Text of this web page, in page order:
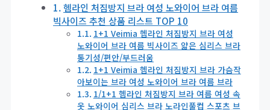
헴라인 처짐방지 브라 여성 노와이어 브라 여름
빅사이즈 추천 상품 리스트 TOP 10
1+1 Veimia 헴라인 처짐방지 브라 여성
노와이어 브라 여름 빅사이즈 얇은 심리스 브라
통기성/편안/부드러움
1+1 Veimia 헴라인 처짐방지 브라 가슴작
아보이는 브라 여성 노와이어 브라 여름 브라
1/1+1 헴라인 처짐방지 브라 여름 여성 속
옷 노와이어 심리스 브라 노라인풀컵 스포츠 브